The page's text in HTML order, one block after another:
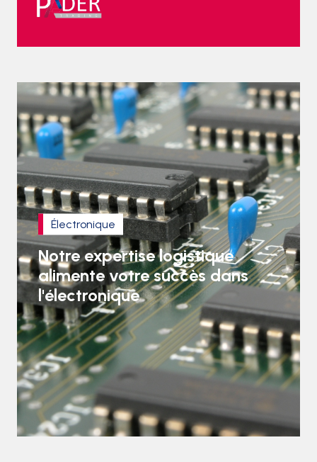
Électronique
Notre expertise logistique
alimente votre succès dans
l'électronique